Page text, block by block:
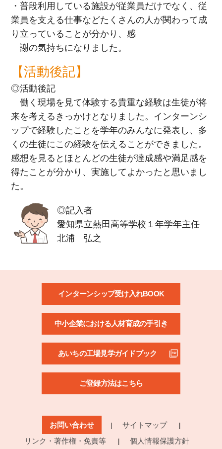
・普段利用している施設が従業員だけでなく、従
業員を支える仕事などたくさんの人が関わって成
り立っていることが分かり、感
謝の気持ちになりました。
【活動後記】
◎活動後記
働く現場を見て体験する貴重な経験は生徒が将
来を考えるきっかけとなりました。インターンシ
ップで経験したことを学年のみんなに発表し、多
くの生徒にこの経験を伝えることができました。
感想を見るとほとんどの生徒が達成感や満足感を
得たことが分かり、実施してよかったと思いまし
た。
◎記入者
愛知県立熱田高等学校１年学年主任
北浦 弘之
インターンシップ受け入れBOOK
中小企業における人材育成の手引き
あいちの工場見学ガイドブック
ご登録方法はこちら
お問い合わせ
サイトマップ
リンク・著作権・免責等
個人情報保護方針